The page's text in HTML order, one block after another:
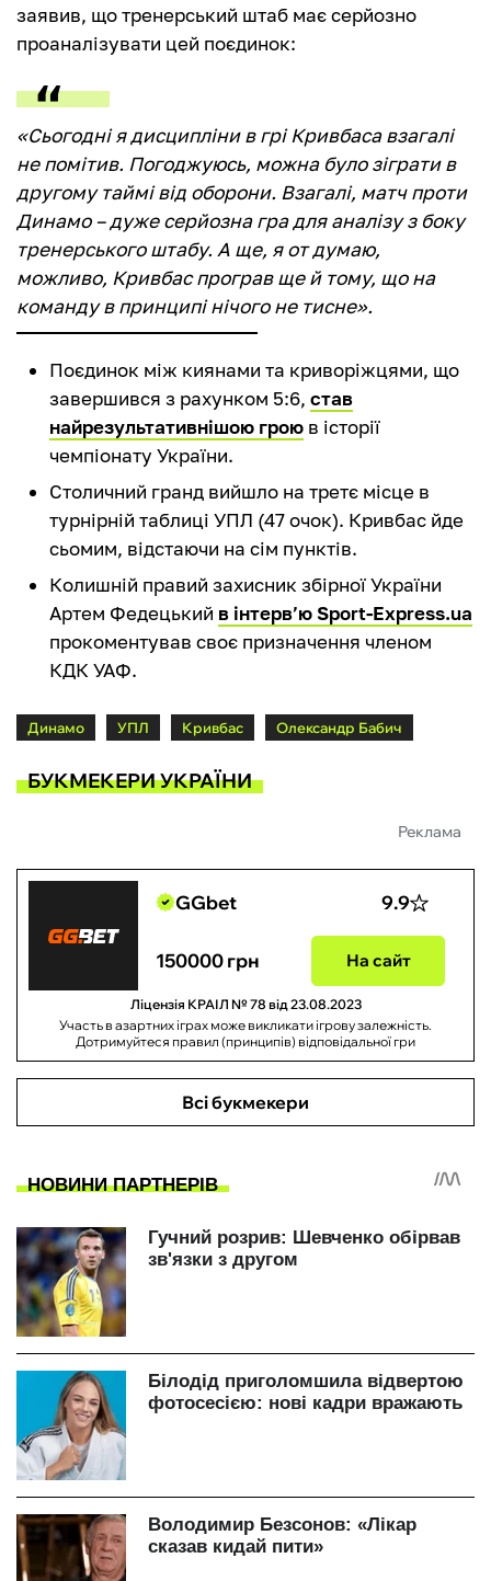
заявив, що тренерський штаб має серйозно
проаналізувати цей поєдинок:
«Сьогодні я дисципліни в грі Кривбаса взагалі
не помітив. Погоджуюсь, можна було зіграти в
другому таймі від оборони. Взагалі, матч проти
Динамо – дуже серйозна гра для аналізу з боку
тренерського штабу. А ще, я от думаю,
можливо, Кривбас програв ще й тому, що на
команду в принципі нічого не тисне».
Поєдинок між киянами та криворіжцями, що
завершився з рахунком 5:6, став
найрезультативнішою грою в історії
чемпіонату України.
Столичний гранд вийшло на третє місце в
турнірній таблиці УПЛ (47 очок). Кривбас йде
сьомим, відстаючи на сім пунктів.
Колишній правий захисник збірної України
Артем Федецький в інтерв’ю Sport-Express.ua
прокоментував своє призначення членом
КДК УАФ.
Динамо УПЛ Кривбас Олександр Бабич
БУКМЕКЕРИ УКРАЇНИ
Реклама
GGbet 9.9
150000 грн На сайт
Ліцензія КРАІЛ № 78 від 23.08.2023
Участь в азартних іграх може викликати ігрову залежність.
Дотримуйтеся правил (принципів) відповідальної гри
Всі букмекери